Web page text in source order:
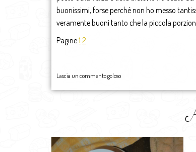
buonissimi, forse perché non ho messo
veramente buoni tanto che la piccola
Pagine1 2
Lascia un commento goloso